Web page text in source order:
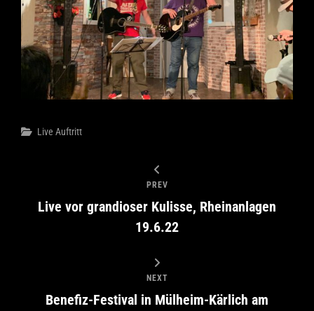
Categories
Live Auftritt
PREV
Live vor grandioser Kulisse, Rheinanlagen
19.6.22
NEXT
Benefiz-Festival in Mülheim-Kärlich am